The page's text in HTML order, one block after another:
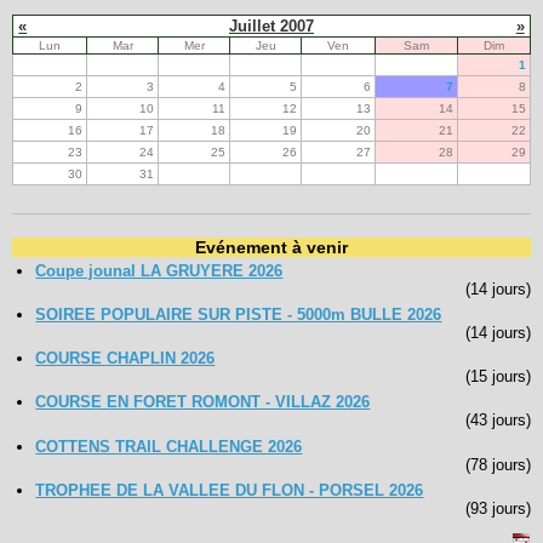
« Juillet 2007 »
Lun Mar Mer Jeu Ven Sam
Dim
1
2
3 4 5 6 7
8
9
10 11 12 13 14
15
16
17 18 19 20 21
22
23
24 25 26 27 28
29
30
31
Evénement à venir
Coupe jounal LA GRUYERE 2026
(14 jours)
SOIREE POPULAIRE SUR PISTE - 5000m BULLE 2026
(14 jours)
COURSE CHAPLIN 2026
(15 jours)
COURSE EN FORET ROMONT - VILLAZ 2026
(43 jours)
COTTENS TRAIL CHALLENGE 2026
(78 jours)
TROPHEE DE LA VALLEE DU FLON - PORSEL 2026
(93 jours)